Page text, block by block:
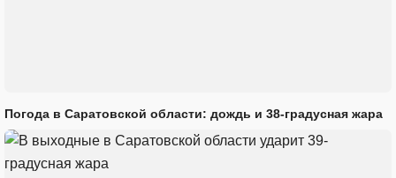
Погода в Саратовской области: дождь и 38-градусная жара